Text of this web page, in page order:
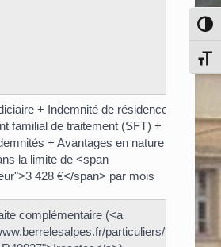
+ Indemnité de résidence
familial de traitement (SFT) +
+ Avantages en nature
la limite de <span
428 €</span> par mois
complémentaire (<a
particuliers/?